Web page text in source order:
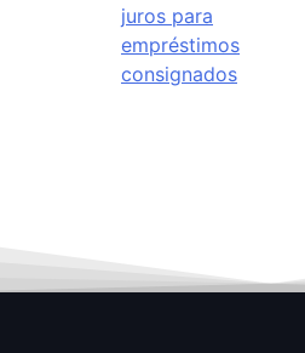
juros para
empréstimos
consignados